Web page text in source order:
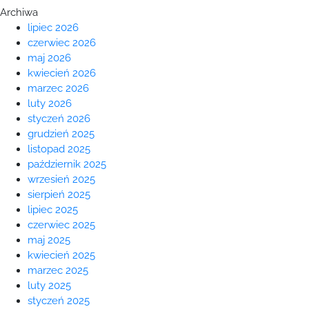
Archiwa
lipiec 2026
czerwiec 2026
maj 2026
kwiecień 2026
marzec 2026
luty 2026
styczeń 2026
grudzień 2025
listopad 2025
październik 2025
wrzesień 2025
sierpień 2025
lipiec 2025
czerwiec 2025
maj 2025
kwiecień 2025
marzec 2025
luty 2025
styczeń 2025